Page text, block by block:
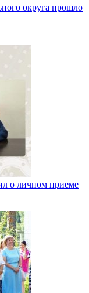
округа прошло
о личном приеме